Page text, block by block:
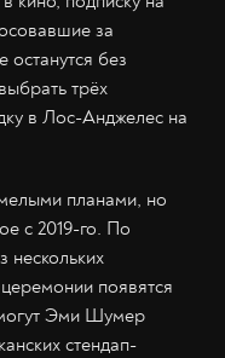
за
останутся без
трёх
в Лос-Анджелес на
планами, но
с 2019-го. По
нескольких
появятся
Эми Шумер
стендап-